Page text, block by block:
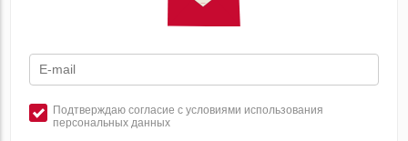
Подтверждаю согласие с условиями использования
персональных данных